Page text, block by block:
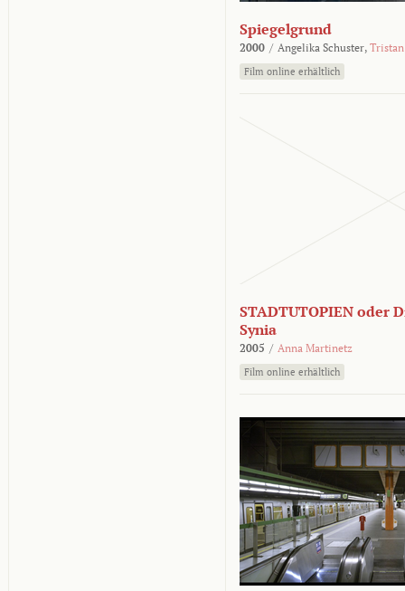
Spiegelgrund
2000 / Angelika Schuster,
Film online erhältlich
STADTUTOPIEN oder
Synia
2005 / Anna Martinetz
Film online erhältlich